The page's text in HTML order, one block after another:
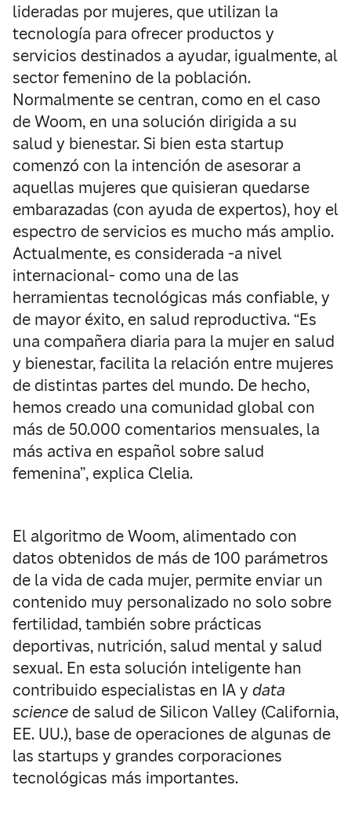
lideradas por mujeres, que utilizan la
tecnología para ofrecer productos y
servicios destinados a ayudar, igualmente, al
sector femenino de la población.
Normalmente se centran, como en el caso
de Woom, en una solución dirigida a su
salud y bienestar. Si bien esta startup
comenzó con la intención de asesorar a
aquellas mujeres que quisieran quedarse
embarazadas (con ayuda de expertos), hoy el
espectro de servicios es mucho más amplio.
Actualmente, es considerada -a nivel
internacional- como una de las
herramientas tecnológicas más confiable, y
de mayor éxito, en salud reproductiva. “Es
una compañera diaria para la mujer en salud
y bienestar, facilita la relación entre mujeres
de distintas partes del mundo. De hecho,
hemos creado una comunidad global con
más de 50.000 comentarios mensuales, la
más activa en español sobre salud
femenina”, explica Clelia.
El algoritmo de Woom, alimentado con
datos obtenidos de más de 100 parámetros
de la vida de cada mujer, permite enviar un
contenido muy personalizado no solo sobre
fertilidad, también sobre prácticas
deportivas, nutrición, salud mental y salud
sexual. En esta solución inteligente han
contribuido especialistas en IA ydata
science de salud de Silicon Valley (California,
EE. UU.), base de operaciones de algunas de
las startups y grandes corporaciones
tecnológicas más importantes.